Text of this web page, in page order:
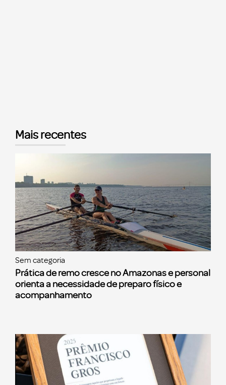
Mais recentes
Sem categoria
Prática de remo cresce no Amazonas e personal
orienta a necessidade de preparo físico e
acompanhamento